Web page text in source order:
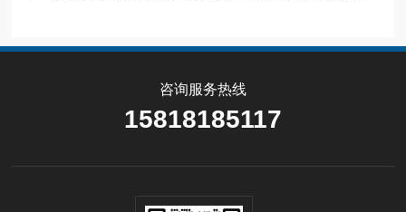
咨询服务热线
15818185117